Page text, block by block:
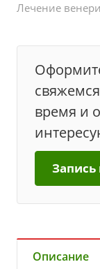
Лечение
время и
Описание